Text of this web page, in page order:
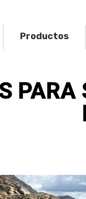
Productos
PARA